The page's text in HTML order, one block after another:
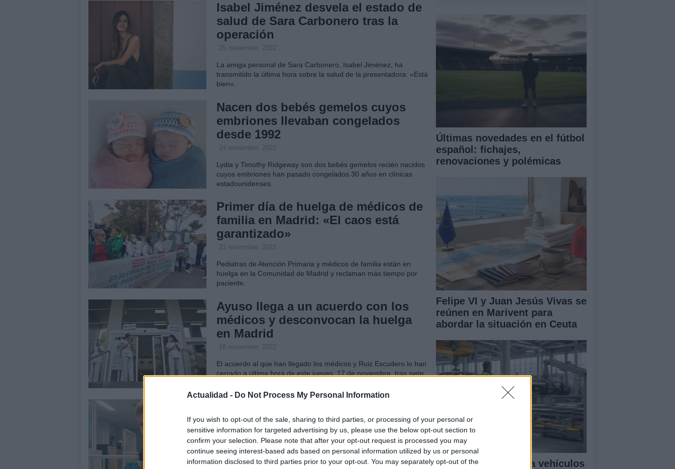
Actualidad - Do Not Process My Personal Information
If you wish to opt-out of the sale, sharing to third parties, or processing of your personal or
sensitive information for targeted advertising by us, please use the below opt-out section to
confirm your selection. Please note that after your opt-out request is processed you may
continue seeing interest-based ads based on personal information utilized by us or personal
information disclosed to third parties prior to your opt-out. You may separately opt-out of the
Isabel Jiménez desvela el estado de
salud de Sara Carbonero tras la
operación
25 noviembre, 2022
La amiga personal de Sara Carbonero, Isabel Jiménez, ha
transmitido la última hora sobre la salud de la presentadora: «Está
bien».
Nacen dos bebés gemelos cuyos
embriones llevaban congelados
desde 1992
24 noviembre, 2022
Lydia y Timothy Ridgeway son dos bebés gemelos recién nacidos
cuyos embriones han pasado congelados 30 años en clínicas
estadounidenses.
Primer día de huelga de médicos de
familia en Madrid: «El caos está
garantizado»
21 noviembre, 2022
Pediatras de Atención Primaria y médicos de familia están en
huelga en la Comunidad de Madrid y reclaman más tiempo por
paciente.
Ayuso llega a un acuerdo con los
médicos y desconvocan la huelga
en Madrid
18 noviembre, 2022
El acuerdo al que han llegado los médicos y Ruiz Escudero lo han
cerrado a última hora de este jueves, 17 de noviembre, tras siete
años y un tumor cerebral
25 octubre, 2022
El pequeño Óliver finalmente será atendido en el Hospital Sant
Joan de Déu de Barcelona debido a las complicaciones de su
Últimas novedades en el fútbol
español: fichajes,
renovaciones y polémicas
Felipe VI y Juan Jesús Vivas se
reúnen en Marivent para
abordar la situación en Ceuta
Cómo la transición a vehículos